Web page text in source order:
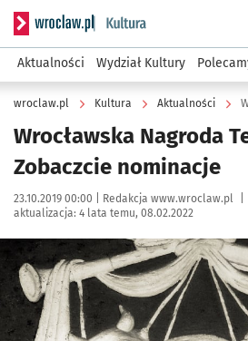
Serwis informacyjny wroclaw.pl
Aktualności Wydział Kultury
wroclaw.pl Kultura Aktualności
Wrocławska Nagroda
Zobaczcie nominacje
Data publikacji:
23.10.2019 00:00 | Autor:
Redakcja www.wroclaw.pl
aktualizacja: 4 lata temu, 08.02.2022
Kliknij, aby powiększyć